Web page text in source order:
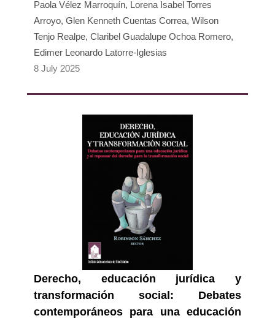
Paola Vélez Marroquín, Lorena Isabel Torres
Arroyo, Glen Kenneth Cuentas Correa, Wilson
Tenjo Realpe, Claribel Guadalupe Ochoa Romero,
Edimer Leonardo Latorre-Iglesias
8 July 2025
Derecho, educación jurídica y
transformación social: Debates
contemporáneos para una educación